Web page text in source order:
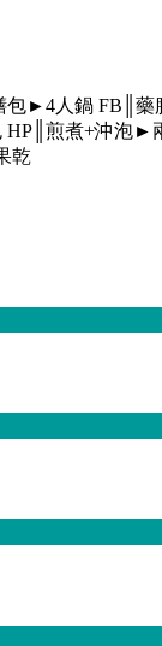
包►4人鍋 FB║藥
HP║煎煮+沖泡►
乾